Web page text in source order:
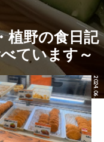
植野の食日記
ています～
2024.06.28